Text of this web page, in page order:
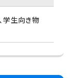
学生向き物